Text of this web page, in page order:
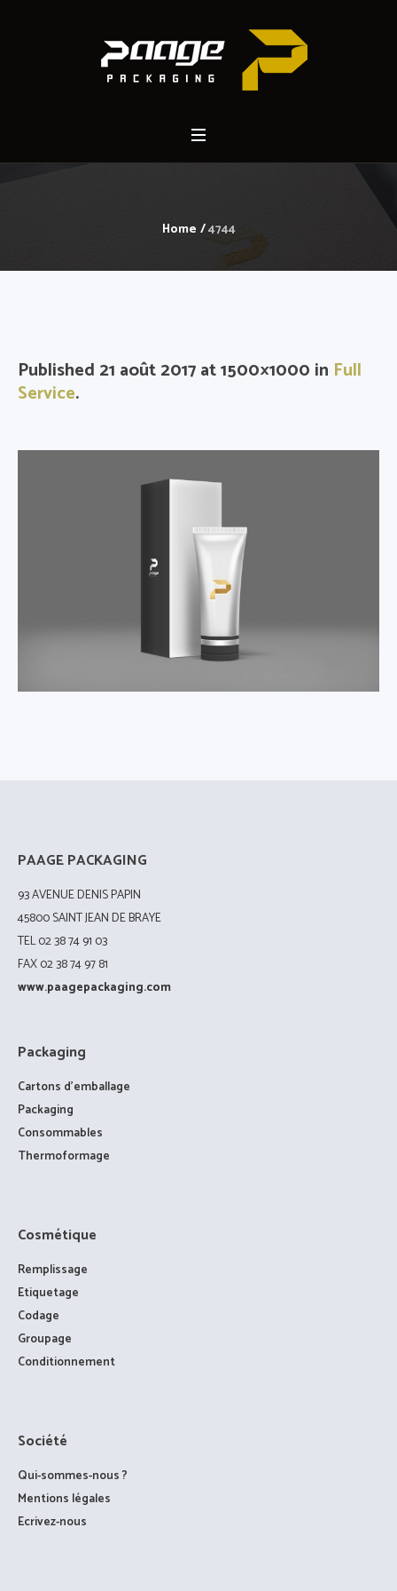
Home /4744
Published 21 août 2017at 1500×1000 in Full
Service.
PAAGE PACKAGING
93 AVENUE DENIS PAPIN
45800 SAINT JEAN DE BRAYE
TEL 02 38 74 91 03
FAX 02 38 74 97 81
www.paagepackaging.com
Packaging
Cartons d’emballage
Packaging
Consommables
Thermoformage
Cosmétique
Remplissage
Etiquetage
Codage
Groupage
Conditionnement
Société
Qui-sommes-nous ?
Mentions légales
Ecrivez-nous